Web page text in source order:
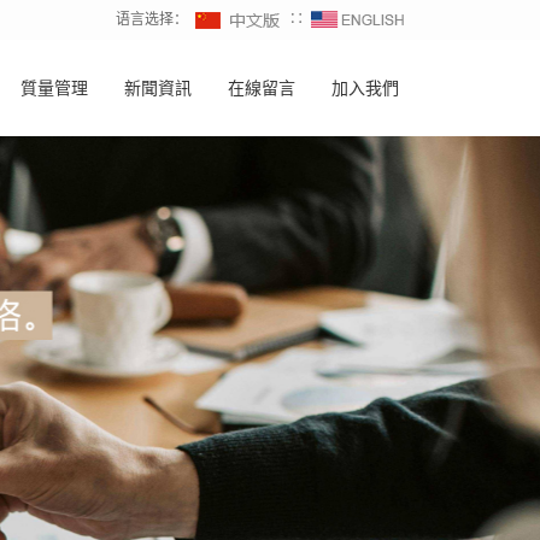
语言选择： ∷
質量管理 新聞資訊 在線留言 加入我們